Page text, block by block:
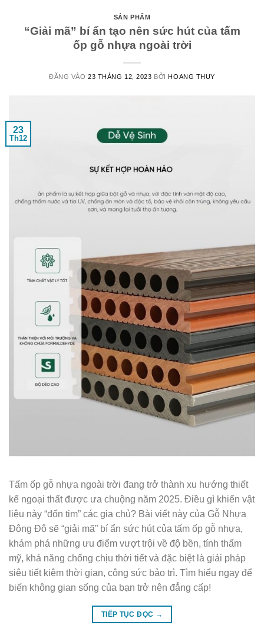
SẢN PHẨM
“Giải mã” bí ẩn tạo nên sức hút của tấm
ốp gỗ nhựa ngoài trời
ĐĂNG VÀO23 THÁNG 12, 2023 BỞIHOANG THUY
23
Th12
Tấm ốp gỗ nhựa ngoài trời đang trở thành xu hướng thiết
kế ngoại thất được ưa chuộng năm 2025. Điều gì khiến vật
liệu này “đốn tim” các gia chủ? Bài viết này của Gỗ Nhựa
Đông Đô sẽ “giải mã” bí ẩn sức hút của tấm ốp gỗ nhựa,
khám phá những ưu điểm vượt trội về độ bền, tính thẩm
mỹ, khả năng chống chịu thời tiết và đặc biệt là giải pháp
siêu tiết kiệm thời gian, công sức bảo trì. Tìm hiểu ngay để
biến không gian sống của bạn trở nên đẳng cấp!
TIẾP TỤC ĐỌC →